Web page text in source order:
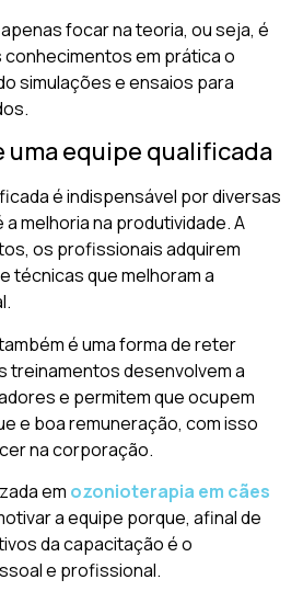
focar na teoria, ou seja, é
em prática o
simulações e ensaios para
uma equipe qualificada
é indispensável por diversas
melhoria na produtividade. A
os profissionais adquirem
técnicas que melhoram a
é uma forma de reter
treinamentos desenvolvem a
e permitem que ocupem
e boa remuneração, com isso
na corporação.
em ozonioterapia em cães
a equipe porque, afinal de
da capacitação é o
e profissional.